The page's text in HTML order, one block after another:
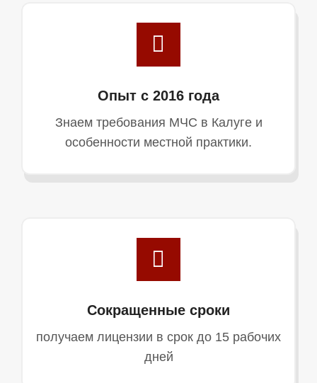
Опыт с 2016 года
Знаем требования МЧС в Калуге и
особенности местной практики.
Сокращенные сроки
получаем лицензии в срок до 15 рабочих
дней